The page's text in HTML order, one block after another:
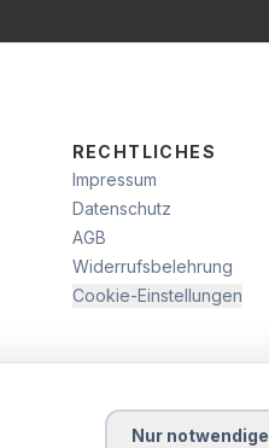
RECHTLICHES
Impressum
Datenschutz
AGB
Widerrufsbelehrung
Cookie-Einstellungen
Nur notwendige